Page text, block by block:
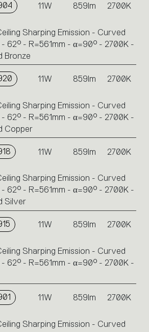
11W 859lm 2700K
Sharping Emission - Curved
62° - R=561mm - α=90° - 2700K -
Bronze
11W 859lm 2700K
Sharping Emission - Curved
62° - R=561mm - α=90° - 2700K -
Copper
11W 859lm 2700K
Sharping Emission - Curved
- 62° - R=561mm - α=90° - 2700K -
Silver
11W 859lm 2700K
Sharping Emission - Curved
62° - R=561mm - α=90° - 2700K -
11W 859lm 2700K
Sharping Emission - Curved